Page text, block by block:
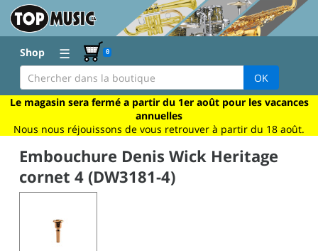
Shop ☰ 0
OK
Le magasin sera fermé a partir du 1er août pour les vacances
annuelles
Nous nous réjouissons de vous retrouver à partir du 18 août.
Embouchure Denis Wick Heritage
cornet 4 (DW3181-4)